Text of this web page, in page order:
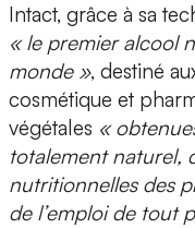
Intact, grâce à sa
« le premier alcool
monde », destiné
cosmétique et
végétales «
totalement naturel,
nutritionnelles des
de l’emploi de tout